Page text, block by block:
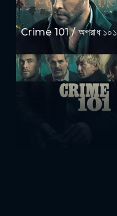
Crime 101 / অপরাধ ১০১